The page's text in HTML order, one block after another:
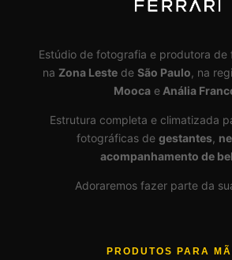
Estúdio de fotografia e produtora de
na Zona Lestede São Paulo, na
Mooca e Anália
Estrutura completa e climatizada
fotográficas de gestantes,
acompanhamento de
Adoraremos fazer parte da
PRODUTOS PARA